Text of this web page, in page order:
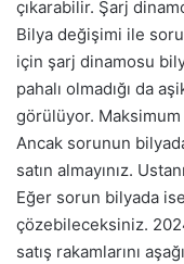
çıkarabilir. Şarj
Bilya değişimi ile
için şarj dinamosu
pahalı olmadığı da
görülüyor.
Ancak sorunun
satın almayınız.
Eğer sorun bilyada
çözebileceksiniz.
satış rakamlarını